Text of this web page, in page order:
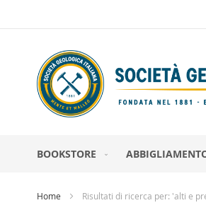
BOOKSTORE
Home Risultati di ricerca per: 'alti e